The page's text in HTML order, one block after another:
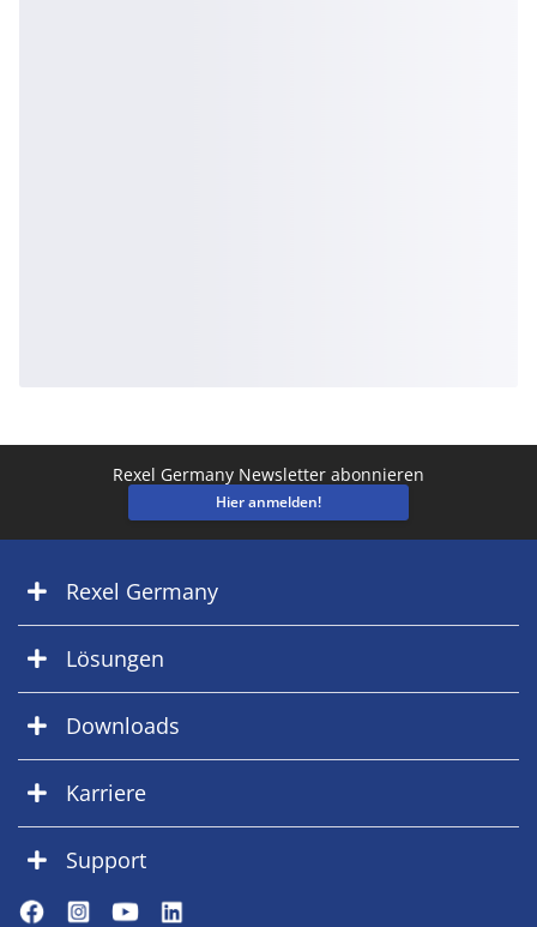
Rexel Germany Newsletter abonnieren
Hier anmelden!
Rexel Germany
Lösungen
Downloads
Karriere
Support